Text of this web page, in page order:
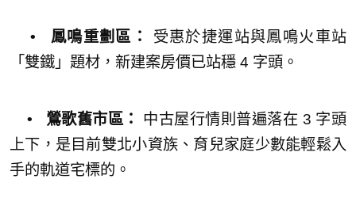
• 鳳鳴重劃區：
受惠於捷運站與鳳鳴火車站
「雙鐵」題材，新建案房價已站穩 4 字頭。
• 鶯歌舊市區： 中古屋行情則普遍落在 3 字頭
上下，是目前雙北小資族、育兒家庭少數能輕鬆入
手的軌道宅標的。